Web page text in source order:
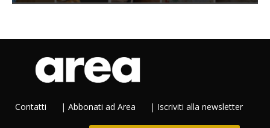
Contatti | Abbonati ad Area | Iscriviti alla newsletter